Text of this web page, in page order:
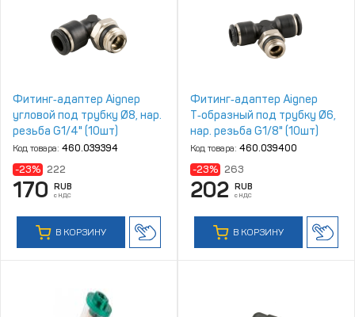
Фитинг‑адаптер Aignep
угловой под трубку Ø8, нар.
резьба G1/4" (10шт)
Код товара: 460.039394
-23% 222
170 RUB
с НДС
В КОРЗИНУ
Фитинг‑адаптер Aignep
Т‑образный под трубку Ø6,
нар. резьба G1/8" (10шт)
Код товара: 460.039400
-23% 263
202 RUB
с НДС
В КОРЗИНУ